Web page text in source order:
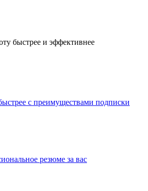
быстрее и эффективнее
с преимуществами подписки
резюме за вас